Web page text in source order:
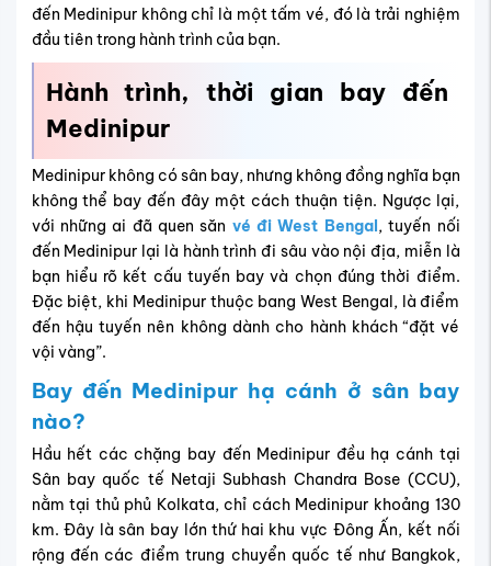
đến Medinipur không chỉ là một tấm vé, đó là trải nghiệm
đầu tiên trong hành trình của bạn.
Hành trình, thời gian bay đến
Medinipur
Medinipur không có sân bay, nhưng không đồng nghĩa bạn
không thể bay đến đây một cách thuận tiện. Ngược lại,
với những ai đã quen săn vé đi West Bengal, tuyến nối
đến Medinipur lại là hành trình đi sâu vào nội địa, miễn là
bạn hiểu rõ kết cấu tuyến bay và chọn đúng thời điểm.
Đặc biệt, khi Medinipur thuộc bang West Bengal, là điểm
đến hậu tuyến nên không dành cho hành khách “đặt vé
vội vàng”.
Bay đến Medinipur hạ cánh ở sân bay
nào?
Hầu hết các chặng bay đến Medinipur đều hạ cánh tại
Sân bay quốc tế Netaji Subhash Chandra Bose (CCU),
nằm tại thủ phủ Kolkata, chỉ cách Medinipur khoảng 130
km. Đây là sân bay lớn thứ hai khu vực Đông Ấn, kết nối
rộng đến các điểm trung chuyển quốc tế như Bangkok,